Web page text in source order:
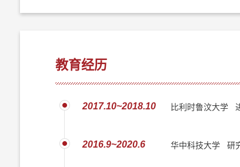
教育经历
2017.10~2018.10 比利时鲁汶大学
2016.9~2020.6 华中科技大学 研